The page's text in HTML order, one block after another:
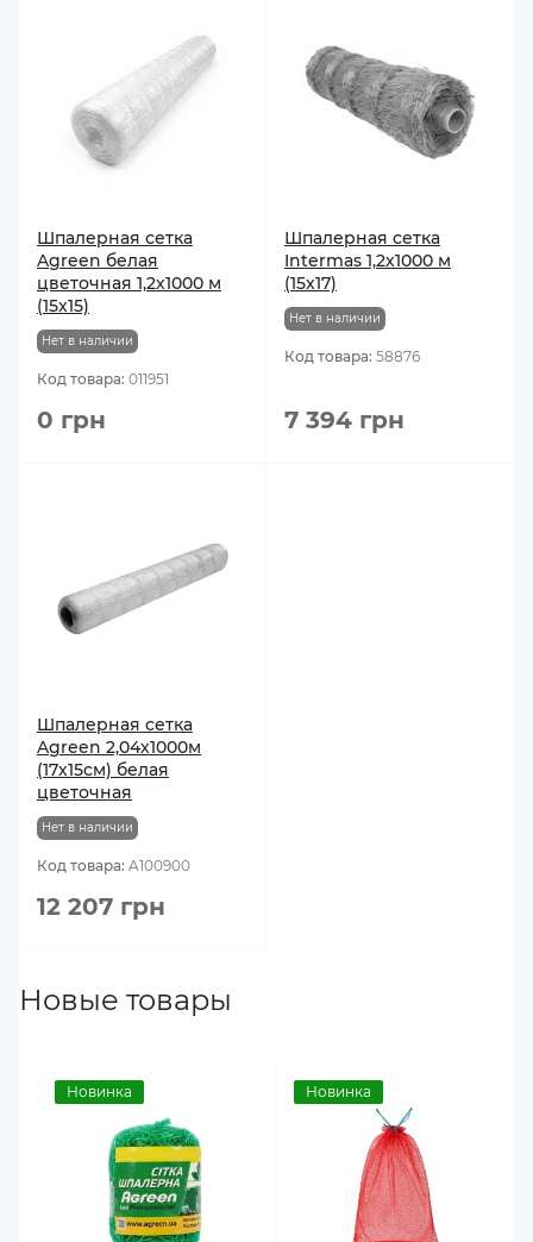
Шпалерная сетка
Agreen белая
цветочная 1,2х1000 м
(15х15)
Нет в наличии
Код товара: 011951
0 грн
Шпалерная сетка
Intermas 1,2х1000 м
(15x17)
Нет в наличии
Код товара: 58876
7 394 грн
Шпалерная сетка
Agreen 2,04х1000м
(17х15см) белая
цветочная
Нет в наличии
Код товара: A100900
12 207 грн
Новые товары
Новинка Новинка